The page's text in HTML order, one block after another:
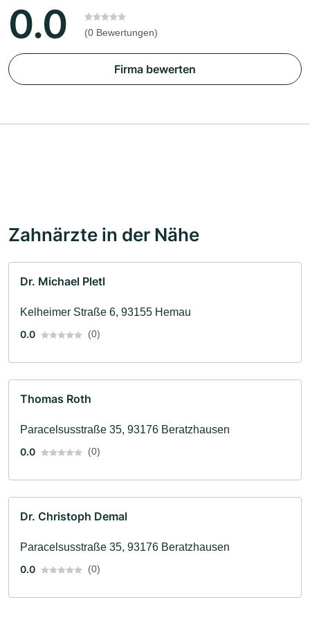
0.0 (0 Bewertungen)
Firma bewerten
Zahnärzte in der Nähe
Dr. Michael Pletl
Kelheimer Straße 6, 93155 Hemau
0.0
(0)
Thomas Roth
Paracelsusstraße 35, 93176 Beratzhausen
0.0
(0)
Dr. Christoph Demal
Paracelsusstraße 35, 93176 Beratzhausen
0.0
(0)